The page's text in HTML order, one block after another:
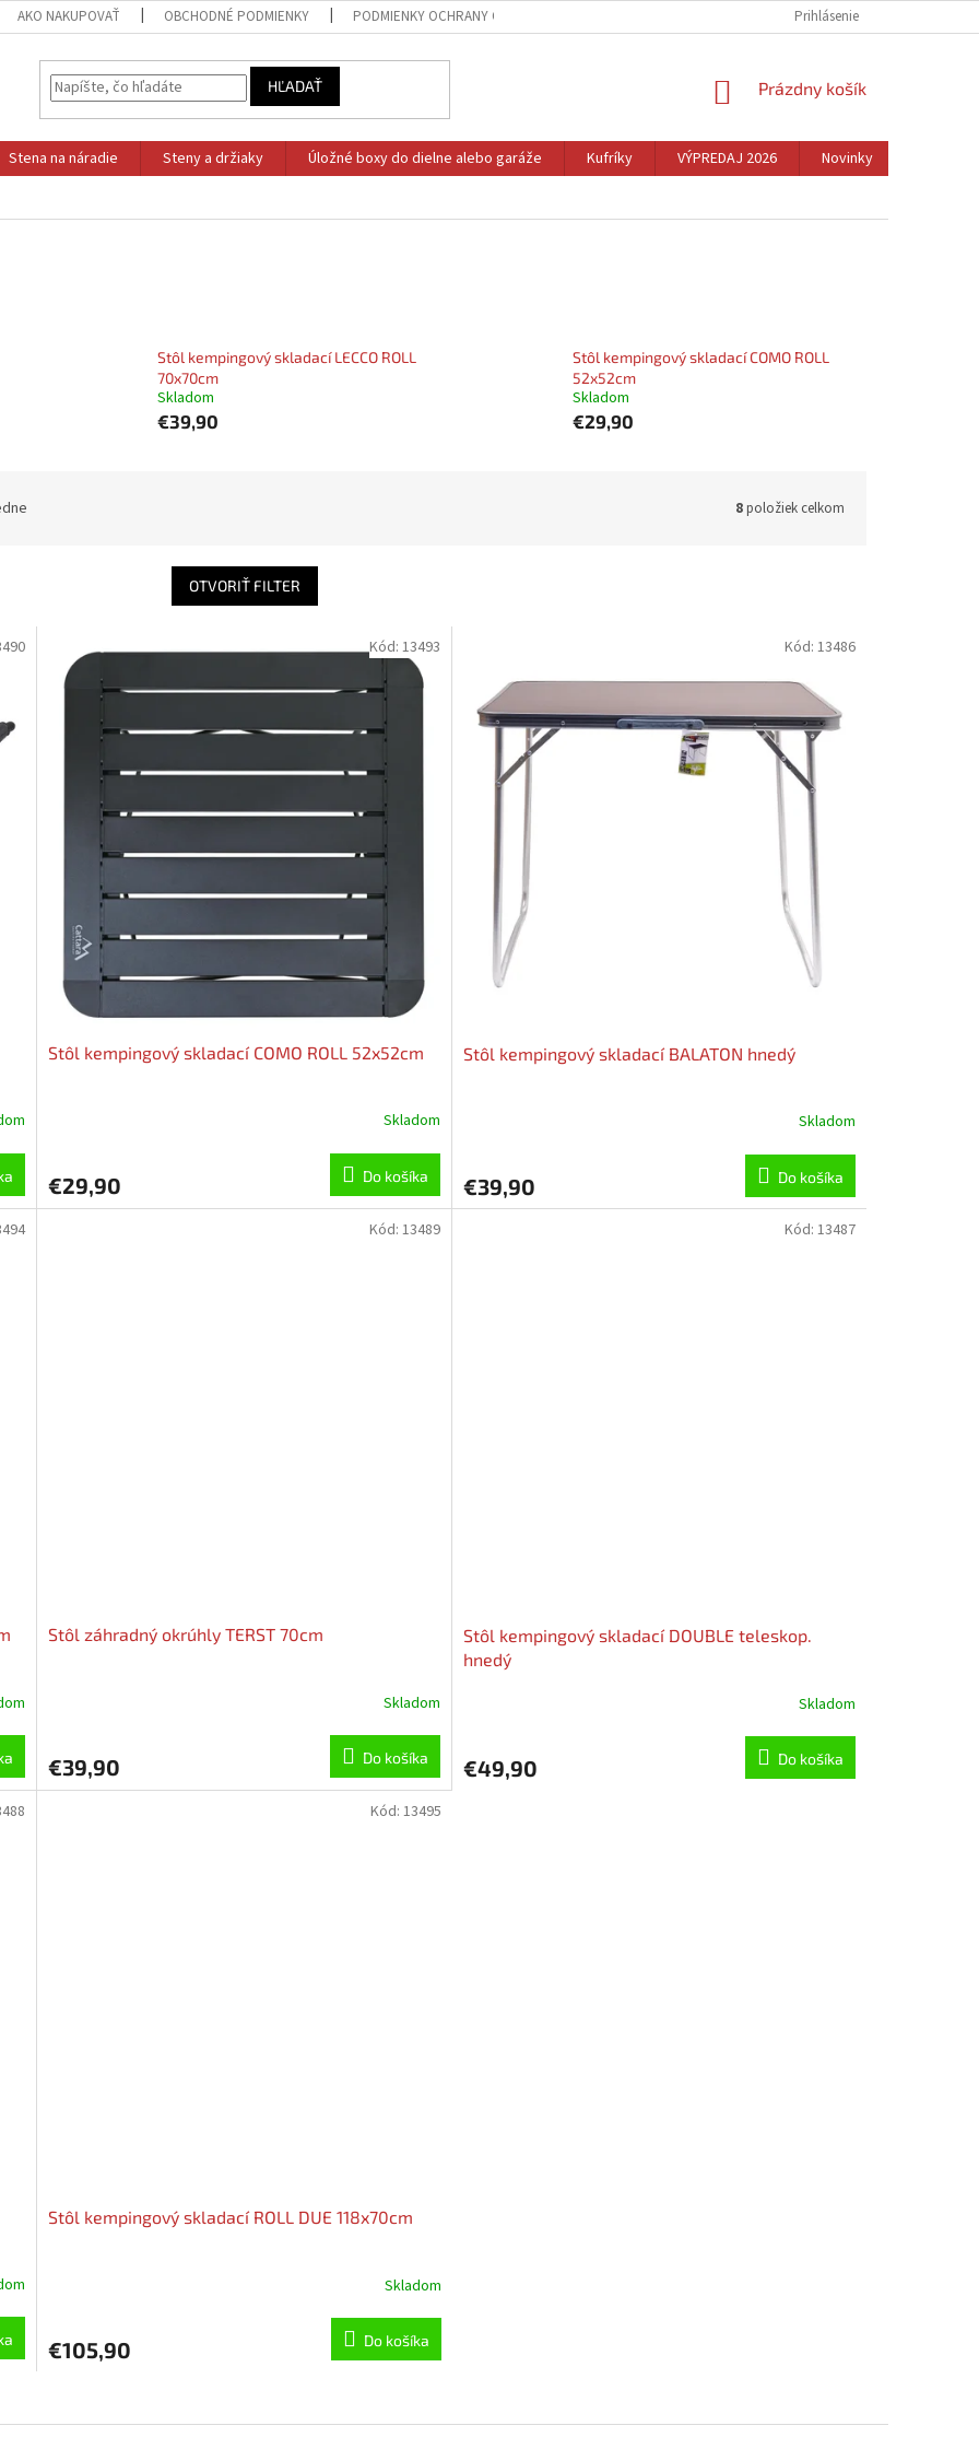
AKO NAKUPOVAŤ OBCHODNÉ PODMIENKY PODMIENKY OCHRANY OSOBNÝCH ÚDAJOV REKLAMÁCIA A VRÁTENIE TOVARU
Prihlásenie
HĽADAŤ
NÁKUPNÝ
Prázdny košík
Stena na náradie Steny a držiaky Úložné boxy do dielne alebo garáže Kufríky VÝPREDAJ 2026 Novinky
Stôl kempingový skladací LECCO ROLL
70x70cm
Skladom
€39,90
Stôl kempingový skladací COMO ROLL
52x52cm
Skladom
€29,90
8položiek celkom
OTVORIŤ FILTER
Stôl kempingový skladací COMO ROLL 52x52cm
Skladom
€29,90 Do košíka
Kód: 13493
Stôl kempingový skladací BALATON hnedý
Skladom
€39,90 Do košíka
Kód: 13486
Stôl záhradný okrúhly TERST 70cm
Skladom
€39,90 Do košíka
Kód: 13489
Stôl kempingový skladací DOUBLE teleskop.
hnedý
Skladom
€49,90 Do košíka
Kód: 13487
Stôl kempingový skladací ROLL DUE 118x70cm
Skladom
€105,90 Do košíka
Kód: 13495
v